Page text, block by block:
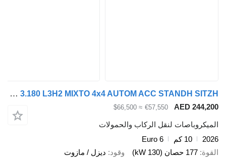
MAN TGE 3.180 L3H2 MIXTO 4x4 AUTOM ACC STANDH SITZH
AED
€57,550
≈ $66,500
لنقل الركاب والحمولات
10 كم
Euro 6
177 حصان (130 kW)
وقود
ديزل / مازوت